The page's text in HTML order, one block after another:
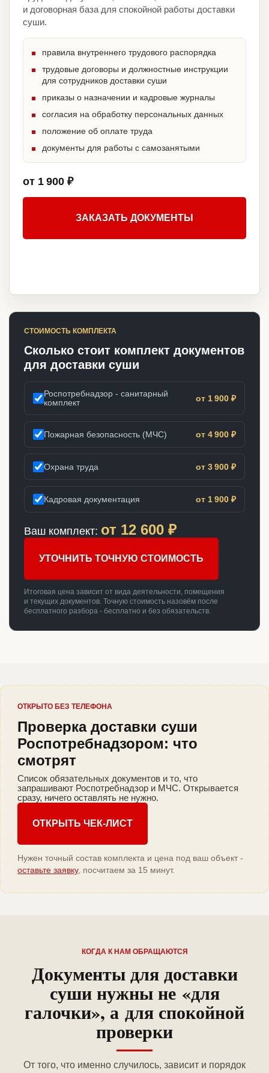
и договорная база для спокойной работы доставки
суши.
правила внутреннего трудового распорядка
трудовые договоры и должностные инструкции
для сотрудников доставки суши
приказы о назначении и кадровые журналы
согласия на обработку персональных данных
положение об оплате труда
документы для работы с самозанятыми
от 1 900 ₽
ЗАКАЗАТЬ ДОКУМЕНТЫ
СТОИМОСТЬ КОМПЛЕКТА
Сколько стоит комплект документов
для доставки суши
Роспотребнадзор - санитарный
комплект
от 1 900 ₽
Пожарная безопасность (МЧС) от 4 900 ₽
Охрана труда от 3 900 ₽
Кадровая документация от 1 900 ₽
Ваш комплект: от 12 600 ₽
УТОЧНИТЬ ТОЧНУЮ СТОИМОСТЬ
Итоговая цена зависит от вида деятельности, помещения
и текущих документов. Точную стоимость назовём после
бесплатного разбора - бесплатно и без обязательств.
ОТКРЫТО БЕЗ ТЕЛЕФОНА
Проверка доставки суши
Роспотребнадзором: что
смотрят
Список обязательных документов и то, что
запрашивают Роспотребнадзор и МЧС. Открывается
сразу, ничего оставлять не нужно.
ОТКРЫТЬ ЧЕК-ЛИСТ
Нужен точный состав комплекта и цена под ваш объект -
оставьте заявку, посчитаем за 15 минут.
КОГДА К НАМ ОБРАЩАЮТСЯ
Документы для доставки
суши нужны не «для
галочки», а для спокойной
проверки
От того, что именно случилось, зависит и порядок